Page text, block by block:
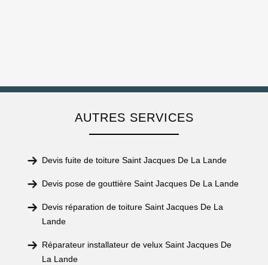
AUTRES SERVICES
Devis fuite de toiture Saint Jacques De La Lande
Devis pose de gouttière Saint Jacques De La Lande
Devis réparation de toiture Saint Jacques De La
Lande
Réparateur installateur de velux Saint Jacques De
La Lande